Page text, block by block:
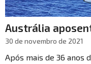
Austrália
30 de novembro de 2021
Após mais de 36 anos